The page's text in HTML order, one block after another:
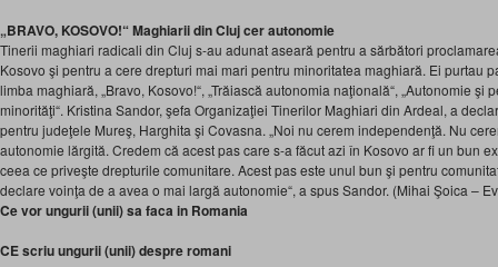
„BRAVO, KOSOVO!“ Maghiarii din Cluj cer autonomie
Tinerii maghiari radicali din Cluj s-au adunat aseară pentru a sărbători
Kosovo şi pentru a cere drepturi mai mari pentru minoritatea maghiară. Ei purtau
limba maghiară, „Bravo, Kosovo!“, „Trăiască autonomia naţională“, „Autonomie şi
minorităţi“. Kristina Sandor, şefa Organizaţiei Tinerilor Maghiari din Ardeal, a
pentru judeţele Mureş, Harghita şi Covasna. „Noi nu cerem independenţă. Nu
autonomie lărgită. Credem că acest pas care s-a făcut azi în Kosovo ar fi un bun
ceea ce priveşte drepturile comunitare. Acest pas este unul bun şi pentru
declare voinţa de a avea o mai largă autonomie“, a spus Sandor. (Mihai Şoica –
Ce vor ungurii (unii) sa faca in Romania
CE scriu ungurii (unii) despre romani